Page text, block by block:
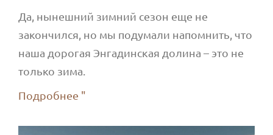
Да, нынешний зимний сезон еще не
закончился, но мы подумали напомнить, что
наша дорогая Энгадинская долина – это не
только зима.
Подробнее "